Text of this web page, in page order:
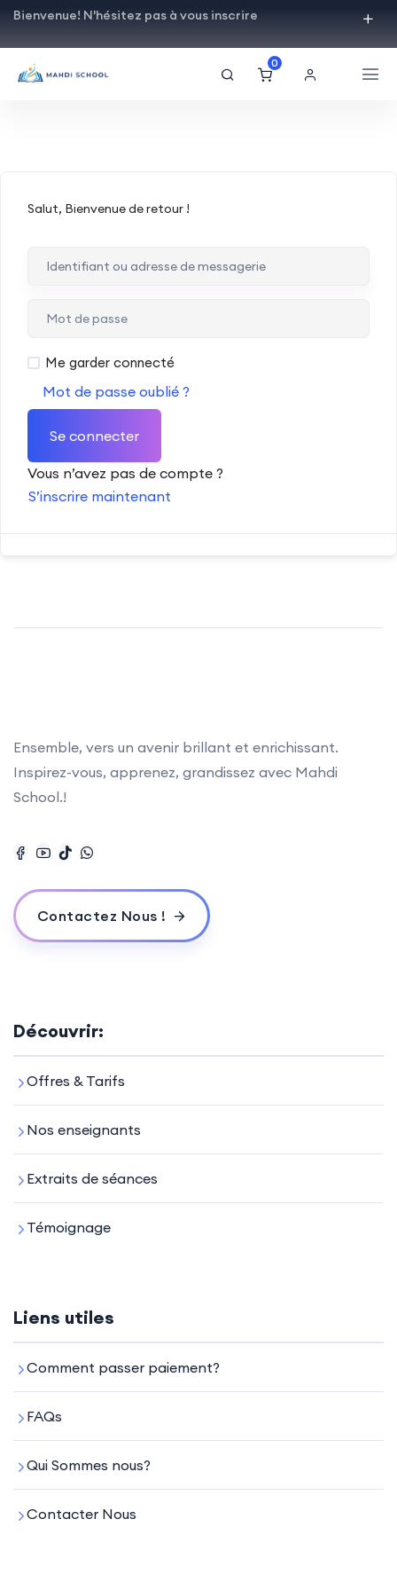
Bienvenue! N'hésitez pas à vous inscrire
0
Salut, Bienvenue de retour !
Me garder connecté
Mot de passe oublié ?
Se connecter
Vous n’avez pas de compte ?
S’inscrire maintenant
Ensemble, vers un avenir brillant et enrichissant.
Inspirez-vous, apprenez, grandissez avec Mahdi
School.!
Contactez Nous !
Découvrir:
Offres & Tarifs
Nos enseignants
Extraits de séances
Témoignage
Liens utiles
Comment passer paiement?
FAQs
Qui Sommes nous?
Contacter Nous